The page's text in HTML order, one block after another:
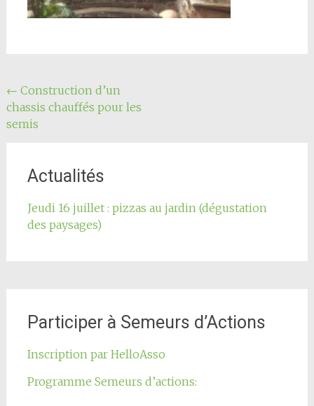
Navigation
de
← Construction d’un
chassis chauffés pour les
semis
Actualités
Jeudi 16 juillet : pizzas au jardin (dégustation
des paysages)
Participer à Semeurs d’Actions
Inscription par HelloAsso
Programme Semeurs d’actions: